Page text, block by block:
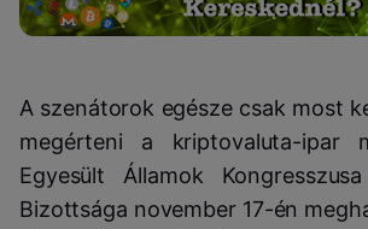
A szenátorok egésze csak most
megérteni a kriptovaluta-ipar
Egyesült Államok
Bizottsága november 17-én